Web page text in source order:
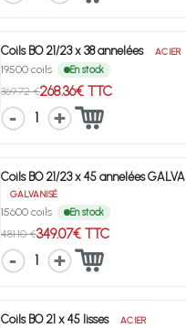
Coils BO 21/23 x 38 annelées ACIER
19500 coils En stock
369.72 €268.36€ TTC
1
Coils BO 21/23 x 45 annelées GALVA
GALVANISÉ
15600 coils En stock
481.10 €349.07€ TTC
1
Coils BO 21 x 45 lisses ACIER